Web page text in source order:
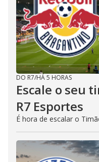
DO R7/HÁ 5 HORAS
Escale o seu
R7 Esportes
É hora de escalar o